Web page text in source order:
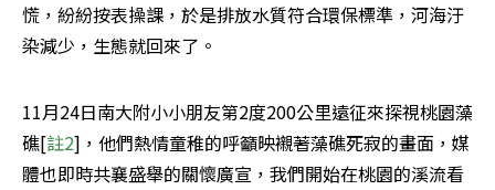
慌，紛紛按表操課，於是排放水質符合環保標準，河海汙
染減少，生態就回來了。
11月24日南大附小小朋友第2度200公里遠征來探視桃園藻
礁[註2]，他們熱情童稚的呼籲映襯著藻礁死寂的畫面，媒
體也即時共襄盛舉的關懷廣宣，我們開始在桃園的溪流看